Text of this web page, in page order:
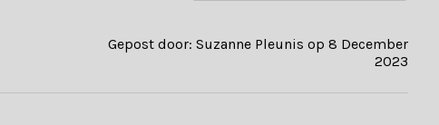
Gepost door: Suzanne Pleunis op 8 December
2023